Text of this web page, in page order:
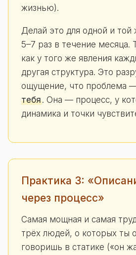
жизнью).
Делай это для одной и
5–7 раз в течение месяца.
как у того же явления
другая структура. Это
ощущение, что проблема
тебя. Она — процесс, у
динамика и точки
Практика 3:
через процесс»
Самая мощная и самая
трёх людей, о которых ты
говоришь в статике («он